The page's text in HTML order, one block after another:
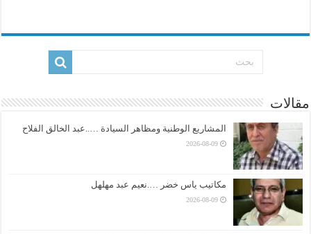
مقالات
المشاريع الوطنية ومظاهر السيادة …..عبد الخالق الفلاح
2026-08-09
مكاتيب ياس خضر ….نعيم عبد مهلهل
2026-08-09